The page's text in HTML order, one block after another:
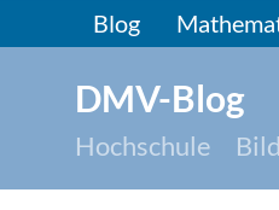
Blog
DMV-Blog
Hochschule